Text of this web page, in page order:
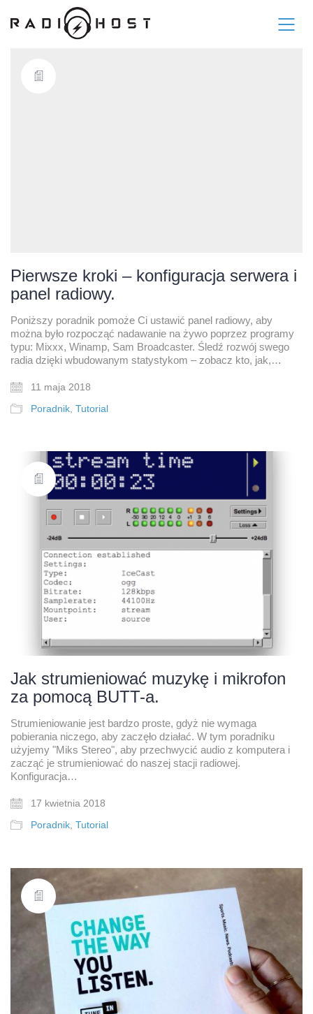
Pierwsze kroki – konfiguracja serwera i
panel radiowy.
Poniższy poradnik pomoże Ci ustawić panel radiowy, aby
można było rozpocząć nadawanie na żywo poprzez programy
typu: Mixxx, Winamp, Sam Broadcaster. Śledź rozwój swego
radia dzięki wbudowanym statystykom – zobacz kto, jak,…
11 maja 2018
Poradnik, Tutorial
Jak strumieniować muzykę i mikrofon
za pomocą BUTT-a.
Strumieniowanie jest bardzo proste, gdyż nie wymaga
pobierania niczego, aby zaczęło działać. W tym poradniku
użyjemy "Miks Stereo", aby przechwycić audio z komputera i
zacząć je strumieniować do naszej stacji radiowej.
Konfiguracja…
17 kwietnia 2018
Poradnik, Tutorial